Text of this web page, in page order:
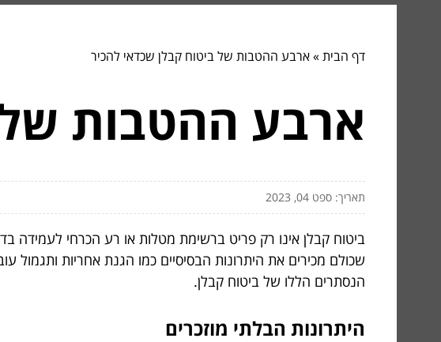
דף הבית»ארבע ההטבות של ביטוח קבלן שכדאי להכיר
ארבע ההטבות של
תאריך: ספט 04, 2023
ביטוח קבלן אינו רק פריט ברשימת מטלות או רע הכרחי
שכולם מכירים את היתרונות הבסיסיים כמו הגנת אחריות
הנסתרים הללו של ביטוח קבלן.
היתרונות הבלתי מוזכרים